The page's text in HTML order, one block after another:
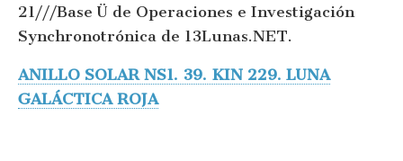
21///Base Ü de Operaciones e Investigación
Synchronotrónica de 13Lunas.NET.
ANILLO SOLAR NS1. 39. KIN 229. LUNA
GALÁCTICA ROJA